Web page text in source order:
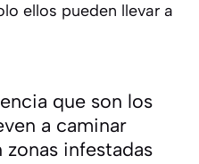
ellos pueden llevar a
que son los
a caminar
infestadas